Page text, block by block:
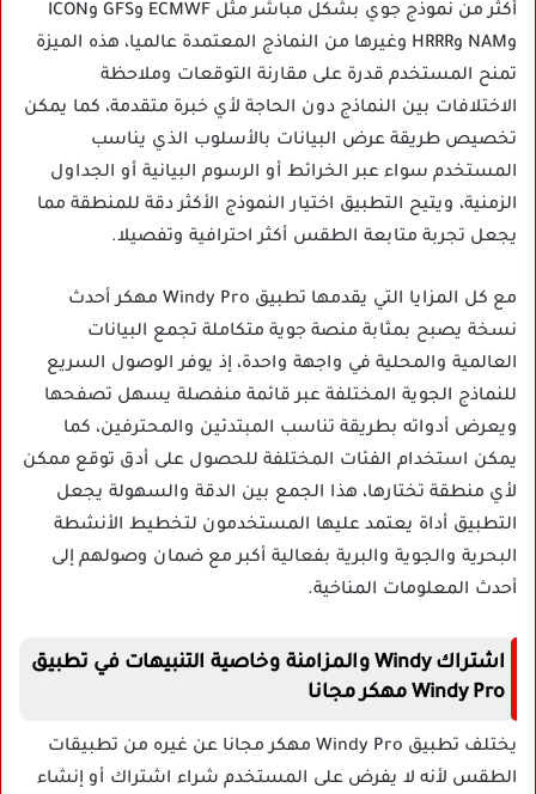
أكثر من نموذج جوي بشكل مباشر مثل ECMWF وGFS وICON
وNAM وHRRR وغيرها من النماذج المعتمدة عالميا، هذه الميزة
تمنح المستخدم قدرة على مقارنة التوقعات وملاحظة
الاختلافات بين النماذج دون الحاجة لأي خبرة متقدمة، كما يمكن
تخصيص طريقة عرض البيانات بالأسلوب الذي يناسب
المستخدم سواء عبر الخرائط أو الرسوم البيانية أو الجداول
الزمنية، ويتيح التطبيق اختيار النموذج الأكثر دقة للمنطقة مما
يجعل تجربة متابعة الطقس أكثر احترافية وتفصيلا.
مع كل المزايا التي يقدمها تطبيق Windy Pro مهكر أحدث
نسخة يصبح بمثابة منصة جوية متكاملة تجمع البيانات
العالمية والمحلية في واجهة واحدة، إذ يوفر الوصول السريع
للنماذج الجوية المختلفة عبر قائمة منفصلة يسهل تصفحها
ويعرض أدواته بطريقة تناسب المبتدئين والمحترفين، كما
يمكن استخدام الفئات المختلفة للحصول على أدق توقع ممكن
لأي منطقة تختارها، هذا الجمع بين الدقة والسهولة يجعل
التطبيق أداة يعتمد عليها المستخدمون لتخطيط الأنشطة
البحرية والجوية والبرية بفعالية أكبر مع ضمان وصولهم إلى
أحدث المعلومات المناخية.
اشتراك Windy والمزامنة وخاصية التنبيهات في تطبيق
Windy Pro مهكر مجانا
يختلف تطبيق Windy Pro مهكر مجانا عن غيره من تطبيقات
الطقس لأنه لا يفرض على المستخدم شراء اشتراك أو إنشاء